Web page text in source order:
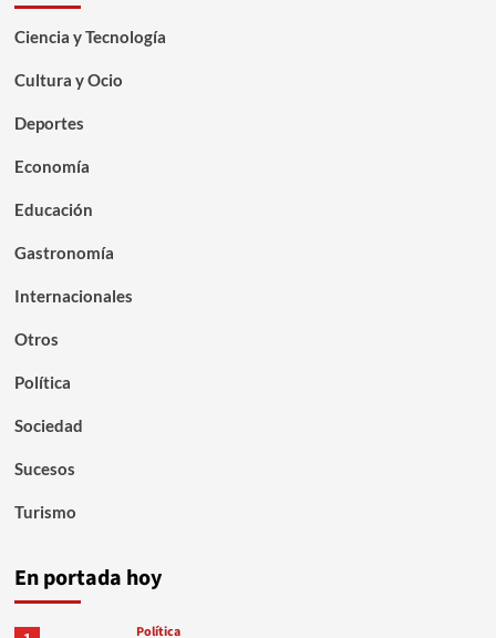
Ciencia y Tecnología
Cultura y Ocio
Deportes
Economía
Educación
Gastronomía
Internacionales
Otros
Política
Sociedad
Sucesos
Turismo
En portada hoy
Política